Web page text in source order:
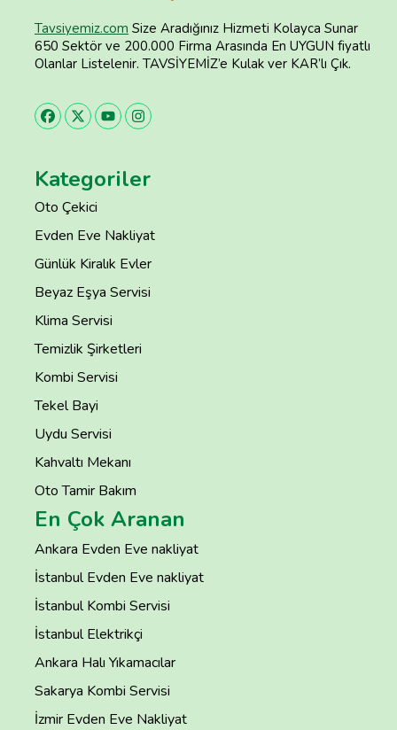
Tavsiyemiz.com Size Aradığınız Hizmeti Kolayca Sunar
650 Sektör ve 200.000 Firma Arasında En UYGUN fiyatlı
Olanlar Listelenir. TAVSİYEMİZ’e Kulak ver KAR’lı Çık.
Kategoriler
Oto Çekici
Evden Eve Nakliyat
Günlük Kiralık Evler
Beyaz Eşya Servisi
Klima Servisi
Temizlik Şirketleri
Kombi Servisi
Tekel Bayi
Uydu Servisi
Kahvaltı Mekanı
Oto Tamir Bakım
En Çok Aranan
Ankara Evden Eve nakliyat
İstanbul Evden Eve nakliyat
İstanbul Kombi Servisi
İstanbul Elektrikçi
Ankara Halı Yıkamacılar
Sakarya Kombi Servisi
İzmir Evden Eve Nakliyat